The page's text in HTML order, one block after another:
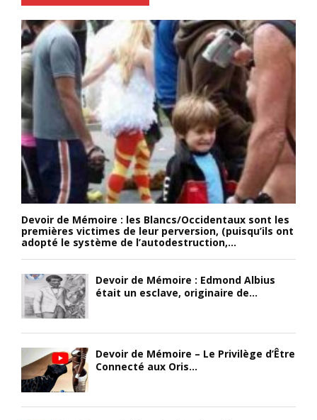
Devoir de Mémoire : les Blancs/Occidentaux sont les
premières victimes de leur perversion, (puisqu’ils ont
adopté le système de l’autodestruction,...
Devoir de Mémoire : Edmond Albius
était un esclave, originaire de...
Devoir de Mémoire – Le Privilège d’Être
Connecté aux Oris...